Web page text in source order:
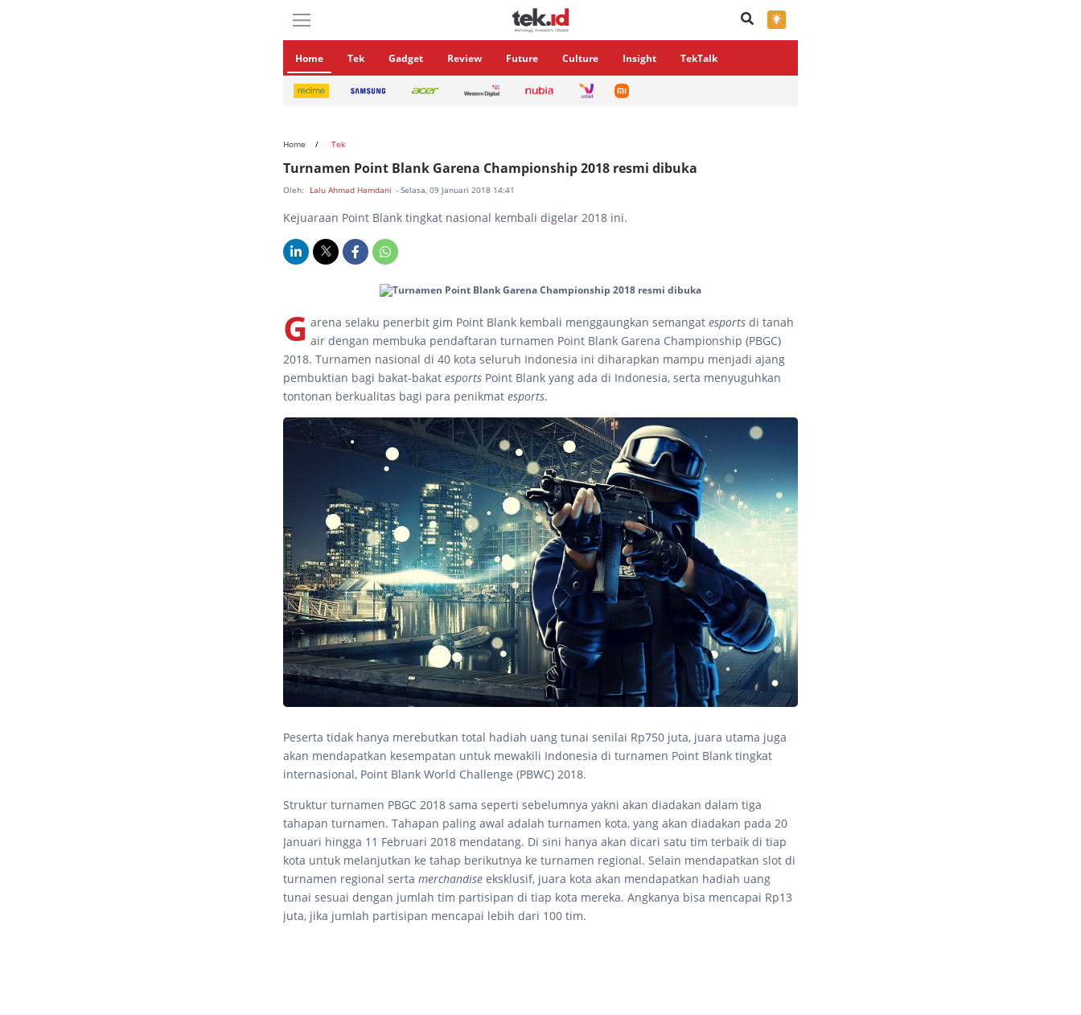
×
Home Tek Gadget Review Future Culture Insight TekTalk
Home Tek
Turnamen Point Blank Garena Championship 2018 resmi dibuka
Oleh: Lalu Ahmad Hamdani - Selasa, 09 Januari 2018 14:41
Kejuaraan Point Blank tingkat nasional kembali digelar 2018 ini.
G arena selaku penerbit gim Point Blank kembali menggaungkan semangat esports di tanah
air dengan membuka pendaftaran turnamen Point Blank Garena Championship (PBGC)
2018. Turnamen nasional di 40 kota seluruh Indonesia ini diharapkan mampu menjadi ajang
pembuktian bagi bakat-bakat esports Point Blank yang ada di Indonesia, serta menyuguhkan
tontonan berkualitas bagi para penikmat esports.
Peserta tidak hanya merebutkan total hadiah uang tunai senilai Rp750 juta, juara utama juga
akan mendapatkan kesempatan untuk mewakili Indonesia di turnamen Point Blank tingkat
internasional, Point Blank World Challenge (PBWC) 2018.
Struktur turnamen PBGC 2018 sama seperti sebelumnya yakni akan diadakan dalam tiga
tahapan turnamen. Tahapan paling awal adalah turnamen kota, yang akan diadakan pada 20
Januari hingga 11 Februari 2018 mendatang. Di sini hanya akan dicari satu tim terbaik di tiap
kota untuk melanjutkan ke tahap berikutnya ke turnamen regional. Selain mendapatkan slot di
turnamen regional serta merchandise eksklusif, juara kota akan mendapatkan hadiah uang
tunai sesuai dengan jumlah tim partisipan di tiap kota mereka. Angkanya bisa mencapai Rp13
juta, jika jumlah partisipan mencapai lebih dari 100 tim.